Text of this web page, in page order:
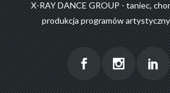
X-RAY DANCE GROUP - taniec,
produkcja programów